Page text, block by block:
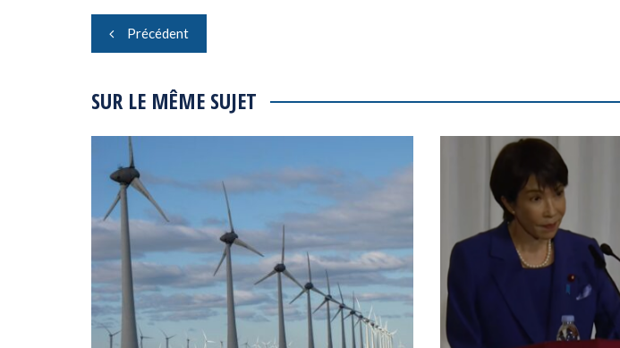
Navigation
de
l’article
Précédent
SUR LE MÊME SUJET